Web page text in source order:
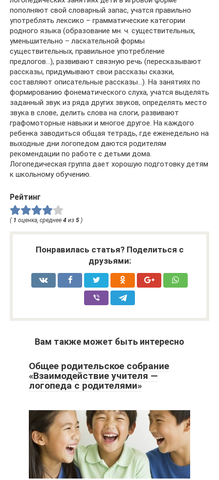
пополняют свой словарный запас, учатся правильно
употреблять лексико – грамматические категории
родного языка (образование мн. ч. существительных,
уменьшительно – ласкательной формы
существительных, правильное употребление
предлогов…), развивают связную речь (пересказывают
рассказы, придумывают свои рассказы сказки,
составляют описательные рассказы…). На занятиях по
формированию фонематического слуха, учатся выделять
заданный звук из ряда других звуков, определять место
звука в слове, делить слова на слоги, развивают
графомоторные навыки и многое другое. На каждого
ребенка заводиться общая тетрадь, где еженедельно на
выходные дни логопедом даются родителям
рекомендации по работе с детьми дома.
Логопедическая группа дает хорошую подготовку детям
к школьному обучению.
Рейтинг
( 1 оценка, среднее 4 из 5 )
Понравилась статья? Поделиться с
друзьями:
Вам также может быть интересно
Общее родительское собрание
«Взаимодействие учителя —
логопеда с родителями»